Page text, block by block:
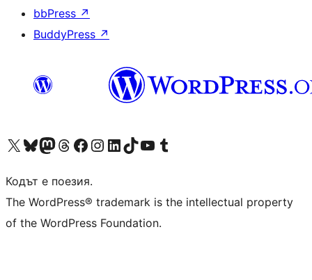
bbPress ↗
BuddyPress ↗
Visit our X (formerly Twitter) account
Visit our Bluesky account
Visit our Mastodon account
Visit our Threads account
Посетете нашата страница във Facebook
Посетете нашия профил в Instagram
Посетете нашия профил в LinkedIn
Visit our TikTok account
Visit our YouTube channel
Visit our Tumblr account
Кодът е поезия.
The WordPress® trademark is the intellectual property
of the WordPress Foundation.